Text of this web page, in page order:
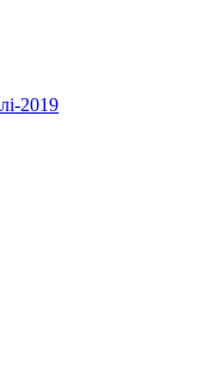
2019